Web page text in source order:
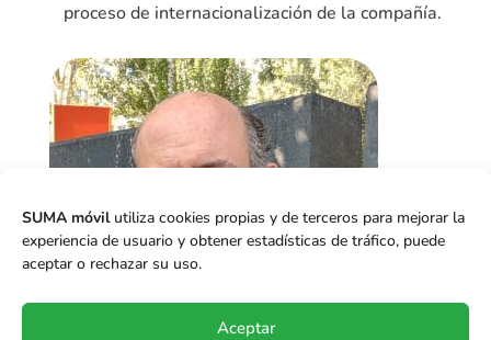
SUMA móvilutiliza cookies propias y de terceros para mejorar la
experiencia de usuario y obtener estadísticas de tráfico, puede
aceptar o rechazar su uso.
Aceptar
proceso de internacionalización de la compañía.